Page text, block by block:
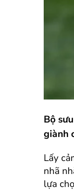
Bộ
giành
Lấy
nhã
lựa